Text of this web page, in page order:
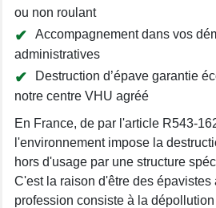
ou non roulant
Accompagnement dans vos
administratives
Destruction d’épave garantie
notre centre VHU agréé
En France, de par l'article R543-
l'environnement impose la
hors d'usage par une structure
C'est la raison d'être des épavistes
profession consiste à la